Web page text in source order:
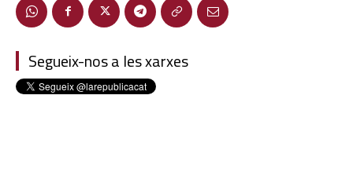
Segueix-nos a les xarxes